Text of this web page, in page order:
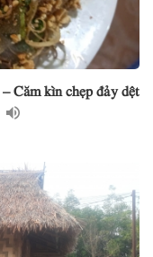
Căm kìn chẹp đảy dệt